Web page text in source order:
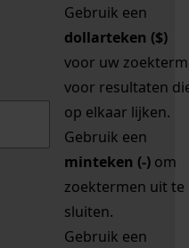
Gebruik een
dollarteken ($)
voor uw zoekterm
voor resultaten
op elkaar lijken.
Gebruik een
minteken (-) om
zoektermen uit te
sluiten.
Gebruik een